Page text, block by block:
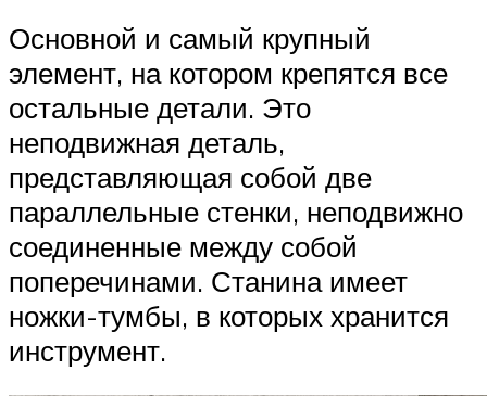
Основной и самый крупный
элемент, на котором крепятся все
остальные детали. Это
неподвижная деталь,
представляющая собой две
параллельные стенки, неподвижно
соединенные между собой
поперечинами. Станина имеет
ножки-тумбы, в которых хранится
инструмент.